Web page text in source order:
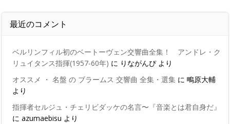
最近のコメント
ベルリンフィル初のベートーヴェン交響曲全集！ アンドレ・ク
リュイタンス指揮(1957-60年) に りながんぴより
オススメ ・ 名盤 の ブラームス 交響曲 全集・選集 に 鴫原大輔
より
指揮者セルジュ・チェリビダッケの名言〜『音楽とは君自身だ』
に azumaebisu より